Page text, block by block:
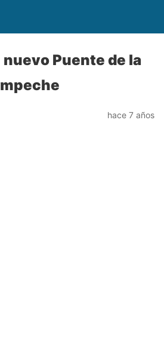
Puente de la
hace 7 años